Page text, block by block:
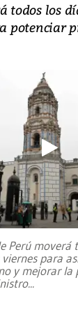
todos los
potenciar
Perú moverá
para
y mejorar la
...